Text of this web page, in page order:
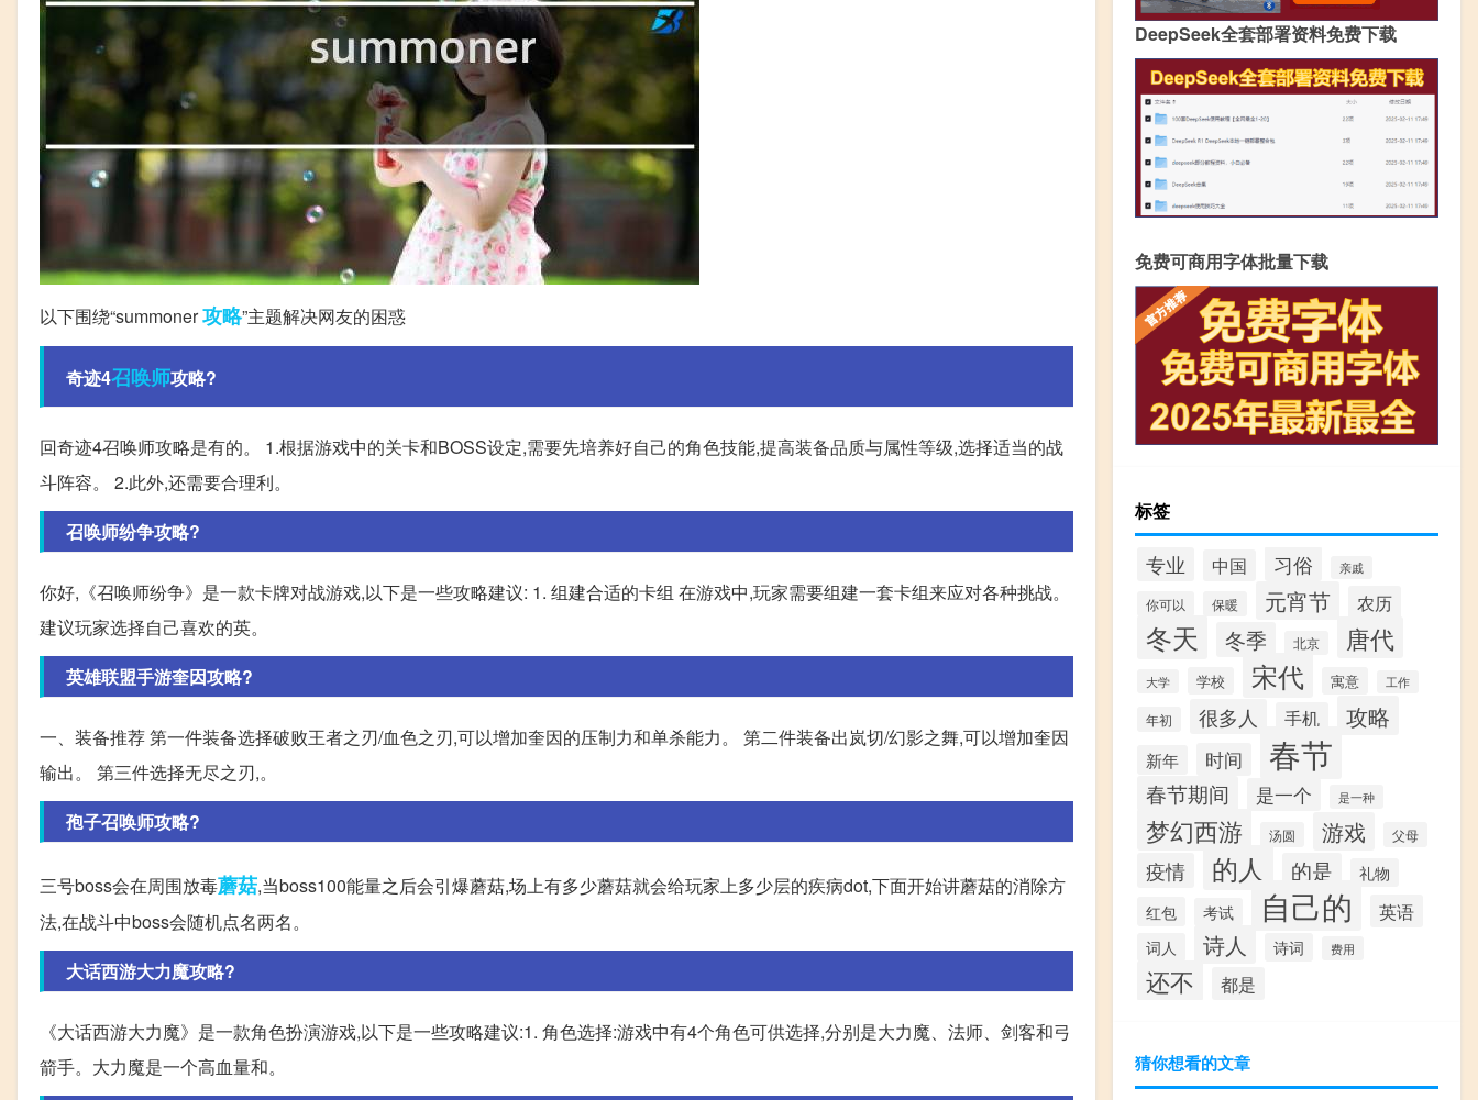
以下围绕“summoner攻略”主题解决网友的困惑
奇迹4召唤师攻略?
回奇迹4召唤师攻略是有的。 1.根据游戏中的关卡和BOSS设定,需要先培养好自己的角色技能,提高装备品质与属性等级,选择适当的战
斗阵容。 2.此外,还需要合理利。
召唤师纷争攻略?
你好,《召唤师纷争》是一款卡牌对战游戏,以下是一些攻略建议: 1. 组建合适的卡组 在游戏中,玩家需要组建一套卡组来应对各种挑战。
建议玩家选择自己喜欢的英。
英雄联盟手游奎因攻略?
一、装备推荐 第一件装备选择破败王者之刃/血色之刃,可以增加奎因的压制力和单杀能力。 第二件装备出岚切/幻影之舞,可以增加奎因
输出。 第三件选择无尽之刃,。
孢子召唤师攻略?
三号boss会在周围放毒蘑菇,当boss100能量之后会引爆蘑菇,场上有多少蘑菇就会给玩家上多少层的疾病dot,下面开始讲蘑菇的消除方
法,在战斗中boss会随机点名两名。
大话西游大力魔攻略?
《大话西游大力魔》是一款角色扮演游戏,以下是一些攻略建议:1. 角色选择:游戏中有4个角色可供选择,分别是大力魔、法师、剑客和弓
箭手。大力魔是一个高血量和。
DeepSeek全套部署资料免费下载
免费可商用字体批量下载
标签
专业 中国 习俗 亲戚
你可以 保暖 元宵节 农历
冬天 冬季 北京 唐代
大学 学校 宋代 寓意 工作
年初 很多人 手机 攻略
新年 时间 春节
春节期间 是一个 是一种
梦幻西游 汤圆 游戏 父母
疫情 的人 的是 礼物
红包 考试 自己的 英语
词人 诗人 诗词 费用
还不 都是
猜你想看的文章